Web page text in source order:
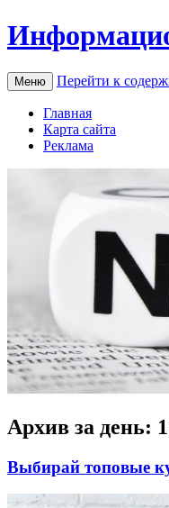
Меню Перейти к
Главная
Карта сайта
Реклама
Архив за день:
Выбирай топовые